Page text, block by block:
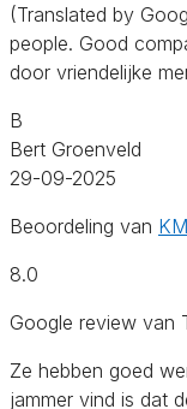
(Translated by
people. Good
door vriendelijke
B
Bert Groenveld
29-09-2025
Beoordeling van
8.0
Google review van
Ze hebben goed
jammer vind is dat